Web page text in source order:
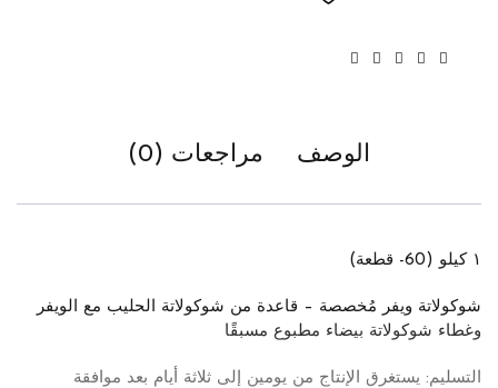
الوصف مراجعات (0)
١ كيلو (60- قطعة)
شوكولاتة ويفر مُخصصة – قاعدة من شوكولاتة الحليب مع الويفر
وغطاء شوكولاتة بيضاء مطبوع مسبقًا
التسليم: يستغرق الإنتاج من يومين إلى ثلاثة أيام بعد موافقة